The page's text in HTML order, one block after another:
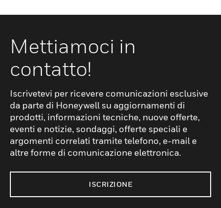
Mettiamoci in
contatto!
Iscrivetevi per ricevere comunicazioni esclusive
da parte di Honeywell su aggiornamenti di
prodotti, informazioni tecniche, nuove offerte,
eventi e notizie, sondaggi, offerte speciali e
argomenti correlati tramite telefono, e-mail e
altre forme di comunicazione elettronica.
ISCRIZIONE